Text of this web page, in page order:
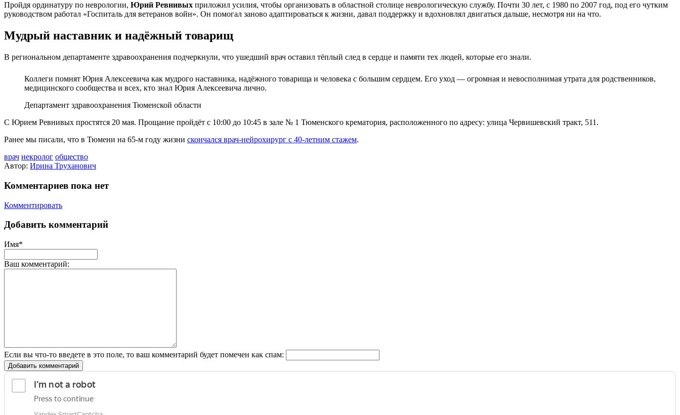
Пройдя ординатуру по неврологии, Юрий Ревнивых приложил усилия, чтобы организовать в областной столице неврологическую службу. Почти 30 лет, с 1980 по 2007 год, под его чутким
руководством работал «Госпиталь для ветеранов войн». Он помогал заново адаптироваться к жизни, давал поддержку и вдохновлял двигаться дальше, несмотря ни на что.
Мудрый наставник и надёжный товарищ
В региональном департаменте здравоохранения подчеркнули, что ушедший врач оставил тёплый след в сердце и памяти тех людей, которые его знали.
Коллеги помнят Юрия Алексеевича как мудрого наставника, надёжного товарища и человека с большим сердцем. Его уход — огромная и невосполнимая утрата для родственников,
медицинского сообщества и всех, кто знал Юрия Алексеевича лично.
Департамент здравоохранения Тюменской области
С Юрием Ревнивых простятся 20 мая. Прощание пройдёт с 10:00 до 10:45 в зале № 1 Тюменского крематория, расположенного по адресу: улица Червишевский тракт, 511.
Ранее мы писали, что в Тюмени на 65‑м году жизни скончался врач‑нейрохирург с 40‑летним стажем.
врач некролог общество
Автор: Ирина Труханович
Комментариев пока нет
Комментировать
Добавить комментарий
Имя*
Ваш комментарий:
Если вы что-то введете в это поле, то ваш комментарий будет помечен как спам:
Добавить комментарий